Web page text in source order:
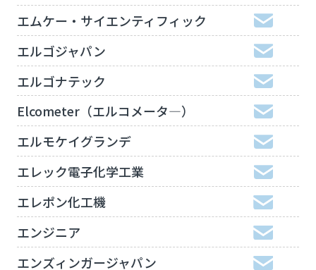
エムケー・サイエンティフィック
エルゴジャパン
エルゴナテック
Elcometer（エルコメータ―）
エルモケイグランデ
エレック電子化学工業
エレポン化工機
エンジニア
エンズィンガージャパン